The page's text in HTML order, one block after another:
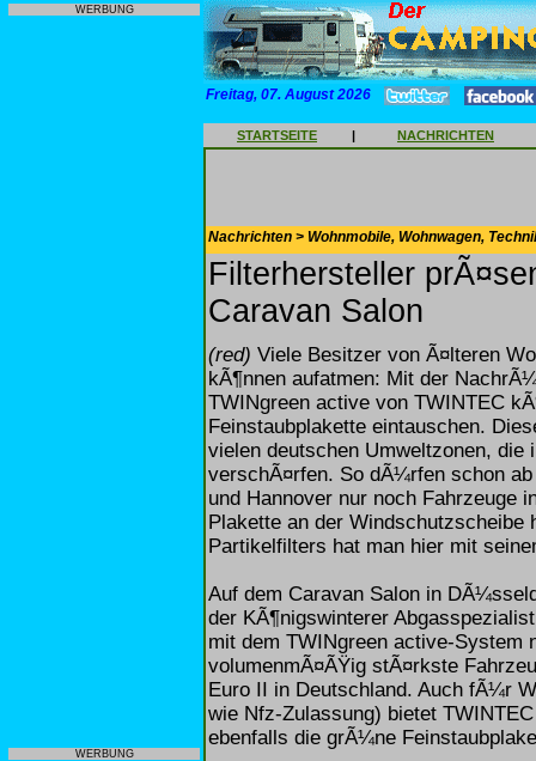
WERBUNG
WERBUNG
Freitag, 07. August 2026
STARTSEITE | NACHRICHTEN
Nachrichten > Wohnmobile, Wohnwagen,
Filterhersteller
Caravan Salon
(red) Viele Besitzer von Ã¤lteren
kÃ¶nnen aufatmen: Mit der
TWINgreen active von TWINTEC
Feinstaubplakette eintauschen.
vielen deutschen Umweltzonen, die
verschÃ¤rfen. So dÃ¼rfen schon
und Hannover nur noch Fahrzeuge
Plakette an der
Partikelfilters hat man hier mit
Auf dem Caravan Salon in
der KÃ¶nigswinterer
mit dem TWINgreen active-System
volumenmÃ¤ÃŸig stÃ¤rkste
Euro II in Deutschland. Auch fÃ¼r
wie Nfz-Zulassung) bietet
ebenfalls die grÃ¼ne